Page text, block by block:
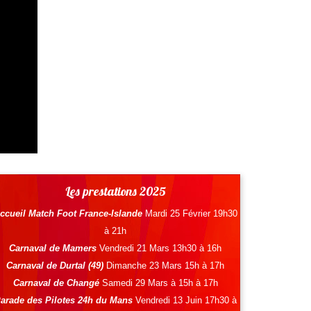
Les prestations 2025
Match Foot France-IslandeMardi 25 Février 19h30
à 21h
Carnaval de Mamers Vendredi 21 Mars 13h30 à 16h
Carnaval de Durtal (49) Dimanche 23 Mars 15h à 17h
Carnaval de ChangéSamedi 29 Mars à 15h à 17h
des Pilotes 24h du MansVendredi 13 Juin 17h30 à